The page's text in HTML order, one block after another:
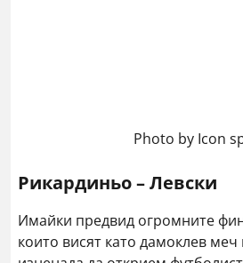
Photo by Icon
Рикардиньо – Левски
Имайки предвид огромните
които висят като дамоклев